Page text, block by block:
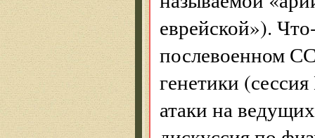
еврейской»).
послевоенном
генетики
атаки на